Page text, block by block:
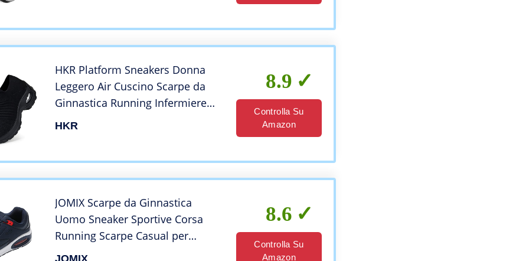
HKR Platform Sneakers Donna
Leggero Air Cuscino Scarpe da
Ginnastica Running Infermiere
Lavoro Leggero Tennis per
HKR
8.9
Controlla Su
Amazon
JOMIX Scarpe da Ginnastica
Uomo Sneaker Sportive Corsa
Running Scarpe Casual per
Correre Camminare Trail Trekking
8.6
Controlla Su
Amazon